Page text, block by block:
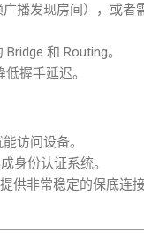
播发现房间），或者
Bridge 和 Routing。
握手延迟。
访问设备。
身份认证系统。
供非常稳定的保底连接